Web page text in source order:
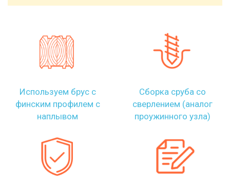
Используем брус с
финским профилем с
наплывом
Сборка сруба со
сверлением (аналог
проужинного узла)